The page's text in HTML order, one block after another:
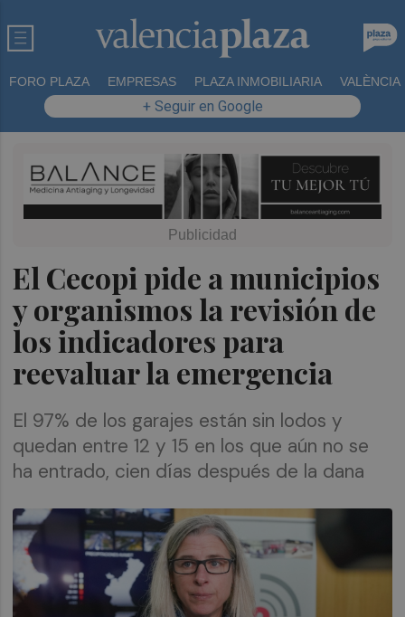
FORO PLAZA EMPRESAS PLAZA INMOBILIARIA VALÈNCIA
+ Seguir en Google
El Cecopi pide a municipios
y organismos la revisión de
los indicadores para
reevaluar la emergencia
El 97% de los garajes están sin lodos y
quedan entre 12 y 15 en los que aún no se
ha entrado, cien días después de la dana